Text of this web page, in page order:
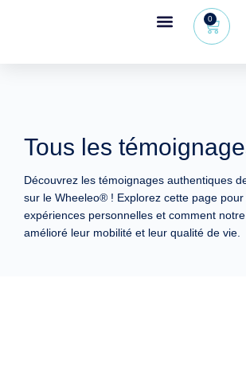
0
Tous les
Découvrez les témoignages authentiques
sur le Wheeleo® ! Explorez cette page
expériences personnelles et comment
amélioré leur mobilité et leur qualité de vie.